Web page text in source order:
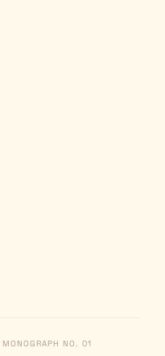
NO. 01